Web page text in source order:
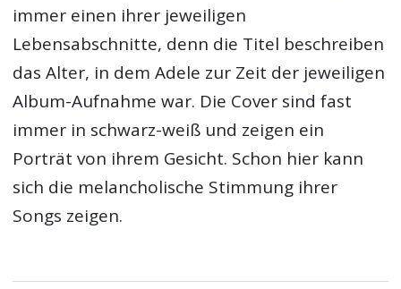
immer einen ihrer jeweiligen
Lebensabschnitte, denn die Titel beschreiben
das Alter, in dem Adele zur Zeit der jeweiligen
Album-Aufnahme war. Die Cover sind fast
immer in schwarz-weiß und zeigen ein
Porträt von ihrem Gesicht. Schon hier kann
sich die melancholische Stimmung ihrer
Songs zeigen.